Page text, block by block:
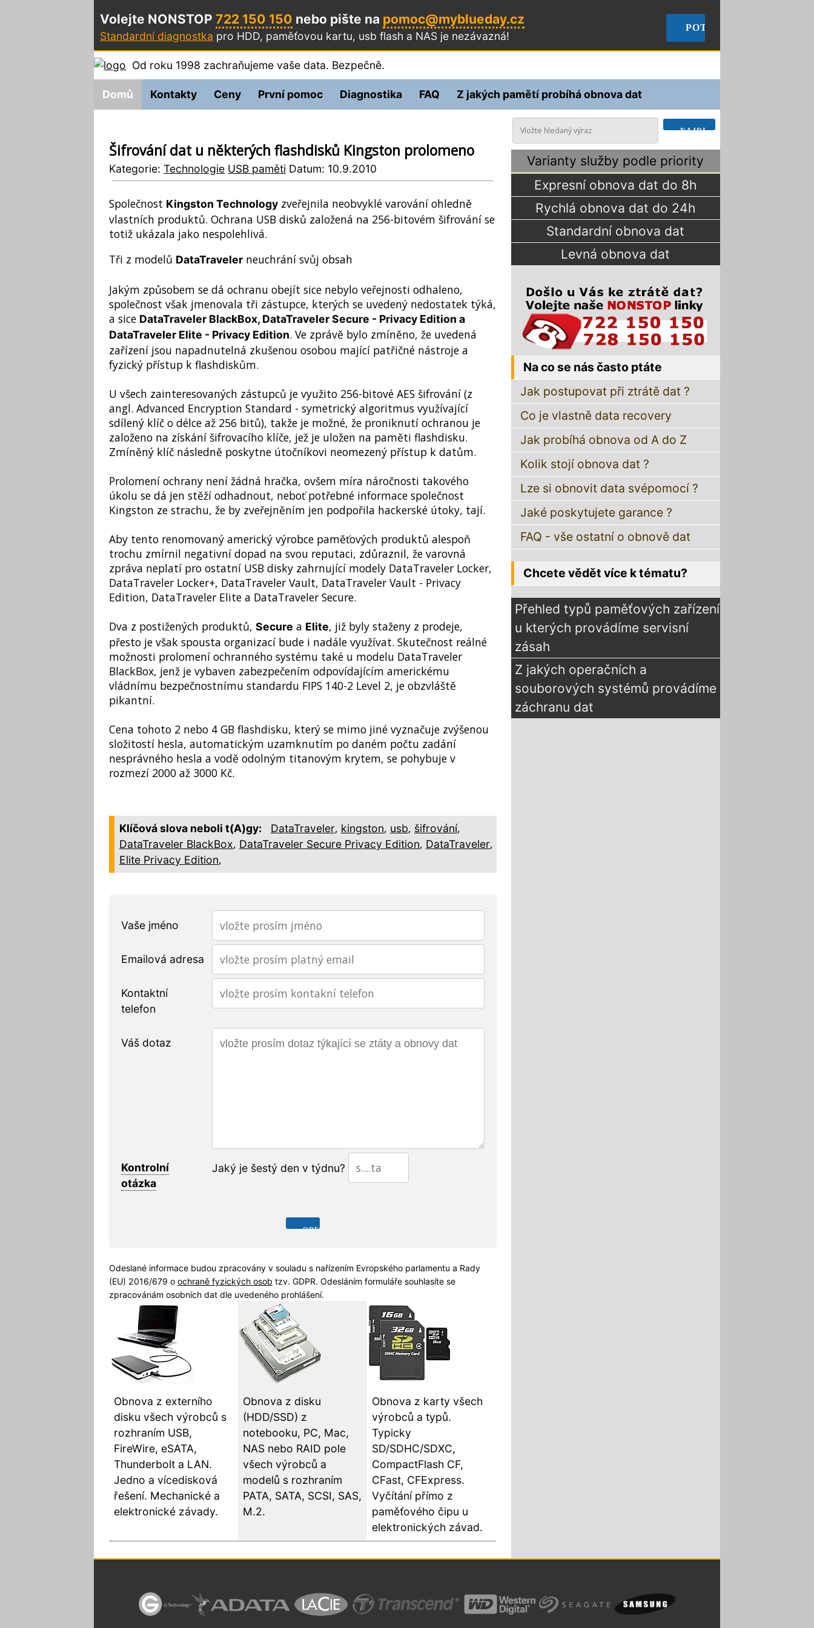
Volejte NONSTOP722 150 150 nebo pište na pomoc@myblueday.cz
Standardní diagnostka pro HDD, paměťovou kartu, usb flash a NAS je nezávazná!
POTŘEBUJI OBNOVIT
Od roku 1998 zachraňujeme vaše data. Bezpečně.
Domů Kontakty Ceny První pomoc Diagnostika FAQ Z jakých pamětí probíhá obnova dat
Šifrování dat u některých flashdisků Kingston prolomeno
Kategorie: Technologie USB paměti Datum: 10.9.2010
Společnost Kingston Technologyzveřejnila neobvyklé varování ohledně
vlastních produktů. Ochrana USB disků založená na 256-bitovém šifrování se
totiž ukázala jako nespolehlivá.
Tři z modelů DataTravelerneuchrání svůj obsah
Jakým způsobem se dá ochranu obejít sice nebylo veřejnosti odhaleno,
společnost však jmenovala tři zástupce, kterých se uvedený nedostatek týká,
a sice DataTraveler BlackBox, DataTraveler Secure - Privacy Edition a
DataTraveler Elite - Privacy Edition. Ve zprávě bylo zmíněno, že uvedená
zařízení jsou napadnutelná zkušenou osobou mající patřičné nástroje a
fyzický přístup k flashdiskům.
U všech zainteresovaných zástupců je využito 256-bitové AES šifrování (z
angl. Advanced Encryption Standard - symetrický algoritmus využívající
sdílený klíč o délce až 256 bitů), takže je možné, že proniknutí ochranou je
založeno na získání šifrovacího klíče, jež je uložen na paměti flashdisku.
Zmíněný klíč následně poskytne útočníkovi neomezený přístup k datům.
Prolomení ochrany není žádná hračka, ovšem míra náročnosti takového
úkolu se dá jen stěží odhadnout, neboť potřebné informace společnost
Kingston ze strachu, že by zveřejněním jen podpořila hackerské útoky, tají.
Aby tento renomovaný americký výrobce paměťových produktů alespoň
trochu zmírnil negativní dopad na svou reputaci, zdůraznil, že varovná
zpráva neplatí pro ostatní USB disky zahrnující modely DataTraveler Locker,
DataTraveler Locker+, DataTraveler Vault, DataTraveler Vault - Privacy
Edition, DataTraveler Elite a DataTraveler Secure.
Dva z postižených produktů, Secure a Elite, již byly staženy z prodeje,
přesto je však spousta organizací bude i nadále využívat. Skutečnost reálné
možnosti prolomení ochranného systému také u modelu DataTraveler
BlackBox, jenž je vybaven zabezpečením odpovídajícím americkému
vládnímu bezpečnostnímu standardu FIPS 140-2 Level 2, je obzvláště
pikantní.
Cena tohoto 2 nebo 4 GB flashdisku, který se mimo jiné vyznačuje zvýšenou
složitostí hesla, automatickým uzamknutím po daném počtu zadání
nesprávného hesla a vodě odolným titanovým krytem, se pohybuje v
rozmezí 2000 až 3000 Kč.
Klíčová slova neboli t(A)gy: DataTraveler, kingston, usb, šifrování,
DataTraveler BlackBox, DataTraveler Secure Privacy Edition, DataTraveler,
Elite Privacy Edition,
Vaše jméno
Emailová adresa
Kontaktní
telefon
Váš dotaz
Kontrolní
otázka
Jaký je šestý den v týdnu?
Odeslané informace budou zpracovány v souladu s nařízením Evropského parlamentu a Rady
(EU) 2016/679 o ochraně fyzických osob tzv. GDPR. Odesláním formuláře souhlasíte se
zpracovánám osobních dat dle uvedeného prohlášení.
Obnova z externího
disku všech výrobců s
rozhraním USB,
FireWire, eSATA,
Thunderbolt a LAN.
Jedno a vícedisková
řešení. Mechanické a
elektronické závady.
Obnova z disku
(HDD/SSD) z
notebooku, PC, Mac,
NAS nebo RAID pole
všech výrobců a
modelů s rozhraním
PATA, SATA, SCSI, SAS,
M.2.
Obnova z karty všech
výrobců a typů.
Typicky
SD/SDHC/SDXC,
CompactFlash CF,
CFast, CFExpress.
Vyčítání přímo z
paměťového čipu u
elektronických závad.
Varianty služby podle priority
Expresní obnova dat do 8h
Rychlá obnova dat do 24h
Standardní obnova dat
Levná obnova dat
Na co se nás často ptáte
Jak postupovat při ztrátě dat ?
Co je vlastně data recovery
Jak probíhá obnova od A do Z
Kolik stojí obnova dat ?
Lze si obnovit data svépomocí ?
Jaké poskytujete garance ?
FAQ - vše ostatní o obnově dat
Chcete vědět více k tématu?
Přehled typů paměťových zařízení
u kterých provádíme servisní
zásah
Z jakých operačních a
souborových systémů provádíme
záchranu dat